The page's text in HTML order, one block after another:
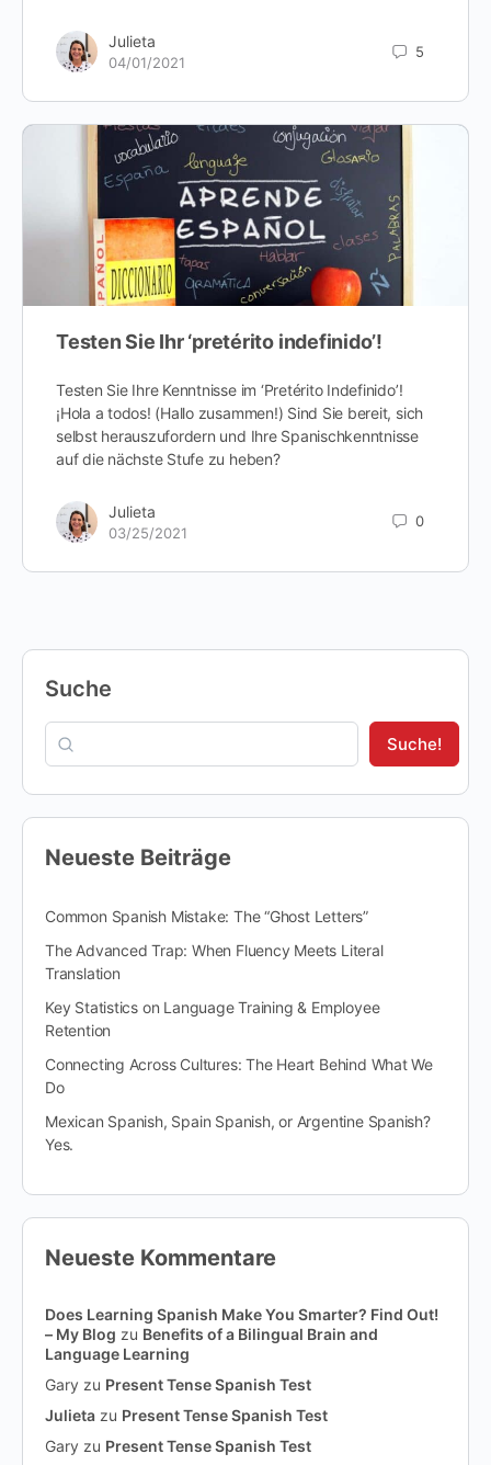
Julieta
04/01/2021
5
Testen Sie Ihr ‘pretérito indefinido’!
Testen Sie Ihre Kenntnisse im ‘Pretérito Indefinido’!
¡Hola a todos! (Hallo zusammen!) Sind Sie bereit, sich
selbst herauszufordern und Ihre Spanischkenntnisse
auf die nächste Stufe zu heben?
Julieta
03/25/2021
0
Suche
Suche!
Neueste Beiträge
Common Spanish Mistake: The “Ghost Letters”
The Advanced Trap: When Fluency Meets Literal
Translation
Key Statistics on Language Training & Employee
Retention
Connecting Across Cultures: The Heart Behind What We
Do
Mexican Spanish, Spain Spanish, or Argentine Spanish?
Yes.
Neueste Kommentare
Does Learning Spanish Make You Smarter? Find Out!
– My Blog zu Benefits of a Bilingual Brain and
Language Learning
Gary zu Present Tense Spanish Test
Julieta zu Present Tense Spanish Test
Gary zu Present Tense Spanish Test